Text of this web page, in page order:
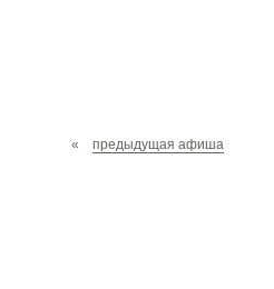
« предыдущая афиша